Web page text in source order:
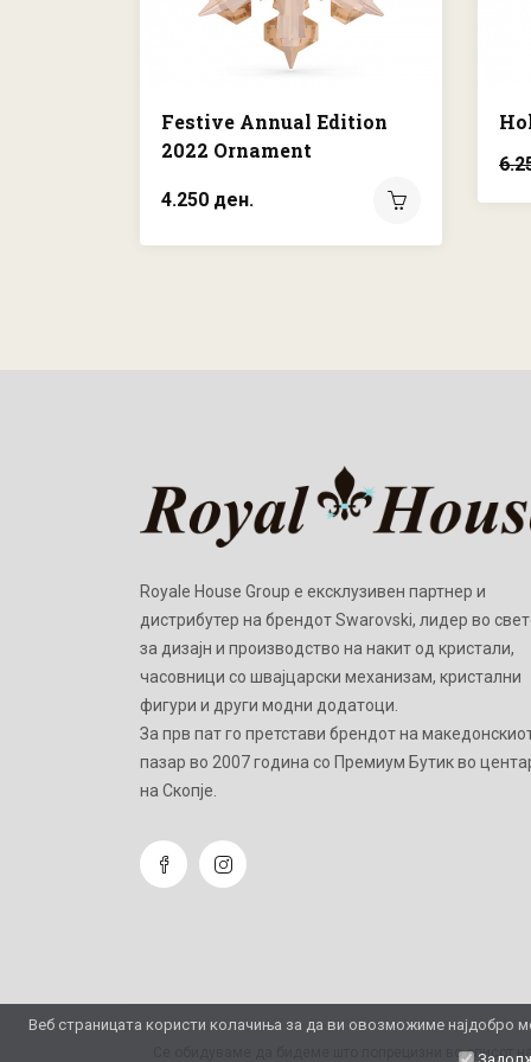
Festive Annual Edition
2022 Ornament
4.250 ден.
Веб страницата користи колачиња за да ви овозможиме најдобро
Royale House Group е ексклузивен партнер и
дистрибутер на брендот Swarovski, лидер во
за дизајн и производство на накит од кристали,
часовници со швајцарски механизам, кристални
фигури и други модни додатоци.
Зa прв пат го претстави брендот на
пазар во 2007 година со Премиум Бутик во
на Скопје.
Се обидуваме да бидеме што попрецизни во описот